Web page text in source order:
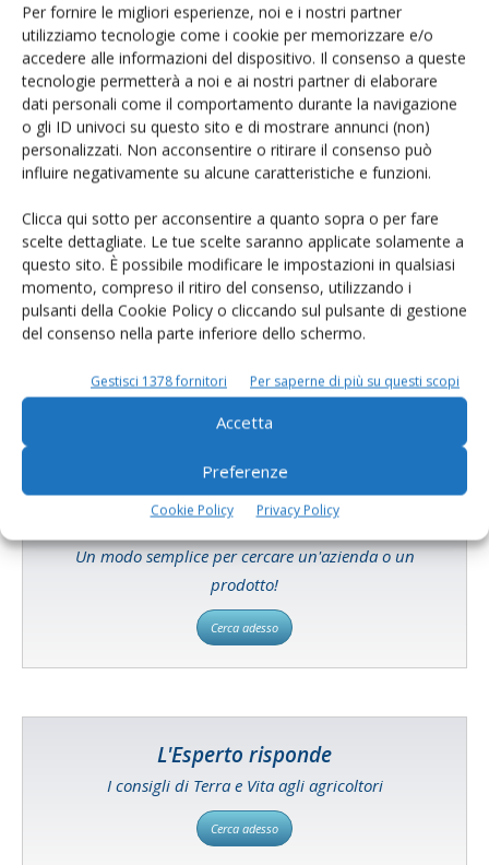
Per fornire le migliori esperienze, noi e i nostri partner
utilizziamo tecnologie come i cookie per memorizzare e/o
accedere alle informazioni del dispositivo. Il consenso a queste
tecnologie permetterà a noi e ai nostri partner di elaborare
dati personali come il comportamento durante la navigazione
o gli ID univoci su questo sito e di mostrare annunci (non)
personalizzati. Non acconsentire o ritirare il consenso può
influire negativamente su alcune caratteristiche e funzioni.
Clicca qui sotto per acconsentire a quanto sopra o per fare
scelte dettagliate. Le tue scelte saranno applicate solamente a
questo sito. È possibile modificare le impostazioni in qualsiasi
momento, compreso il ritiro del consenso, utilizzando i
pulsanti della Cookie Policy o cliccando sul pulsante di gestione
del consenso nella parte inferiore dello schermo.
Gestisci 1378 fornitori Per saperne di più su questi scopi
Accetta
Preferenze
Cookie Policy Privacy Policy
Dermatite nodulare contagiosa, primo
focolaio scoperto nel nuorese
E-magazine
Tecniche, prodotti e servizi dalle aziende
Catalogo Aziende e Prodotti
Un modo semplice per cercare un'azienda o un
prodotto!
Cerca adesso
L'Esperto risponde
I consigli di Terra e Vita agli agricoltori
Cerca adesso